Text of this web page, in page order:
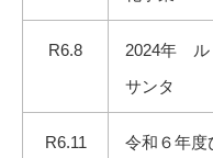
R6.8
2024年 ル
サンタ
R6.11
令和６年度